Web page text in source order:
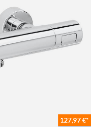
127,97 €*